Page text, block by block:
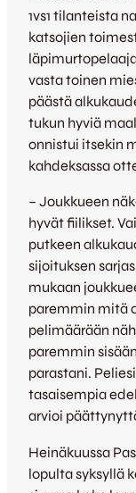
1vs1 tilanteista
katsojien
vasta toinen
päästä
tukun hyviä
onnistui itsekin
kahdeksassa
– Joukkueen
hyvät fiilikset.
putkeen
sijoituksen
mukaan
paremmin mitä
pelimäärään
paremmin
parastani.
tasaisempia
arvioi
Heinäkuussa
lopulta syksyllä